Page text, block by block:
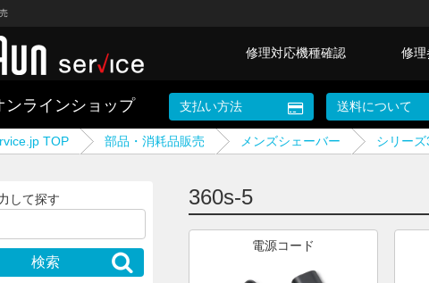
修理対応機種確認 修理
ンラインショップ 支払い方法 送料について
TOP 部品・消耗品販売 メンズシェーバー シリー
して探す 360s-5
電源コード